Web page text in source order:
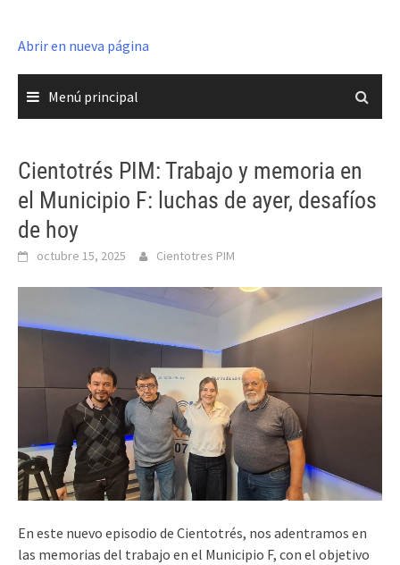
Abrir en nueva página
Menú principal
Cientotrés PIM: Trabajo y memoria en
el Municipio F: luchas de ayer, desafíos
de hoy
octubre 15, 2025 Cientotres PIM
En este nuevo episodio de Cientotrés, nos adentramos en
las memorias del trabajo en el Municipio F, con el objetivo